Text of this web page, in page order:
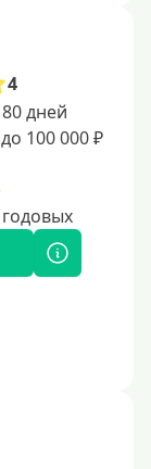
4
дней
100 000 ₽